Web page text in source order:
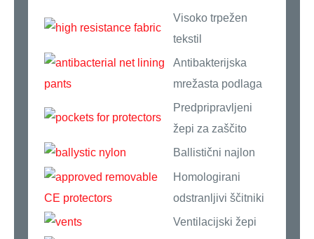
Visoko trpežen
tekstil
Antibakterijska
mrežasta podlaga
Predpripravljeni
žepi za zaščito
Ballistični najlon
Homologirani
odstranljivi ščitniki
Ventilacijski žepi